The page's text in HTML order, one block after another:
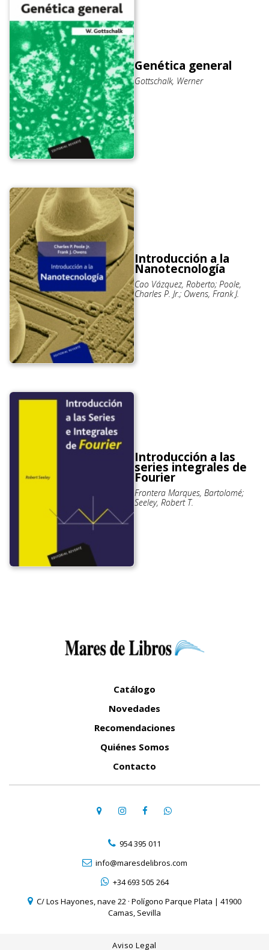
Genética general
Gottschalk, Werner
Introducción a la
Nanotecnología
Cao Vázquez, Roberto; Poole,
Charles P. Jr.; Owens, Frank J.
Introducción a las
series integrales de
Fourier
Frontera Marques, Bartolomé;
Seeley, Robert T.
Catálogo
Novedades
Recomendaciones
Quiénes Somos
Contacto
954 395 011
info@maresdelibros.com
+34 693 505 264
C/ Los Hayones, nave 22 · Polígono Parque Plata | 41900
Camas, Sevilla
Aviso Legal